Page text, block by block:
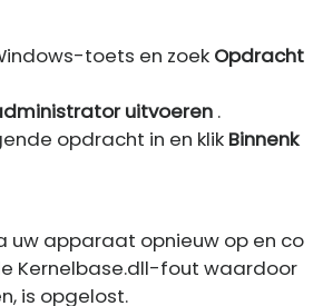
toets en zoek Opdracht
uitvoeren .
opdracht in en klik Binnenk
uw apparaat opnieuw op en co
Kernelbase.dll-fout waardoor
is opgelost.